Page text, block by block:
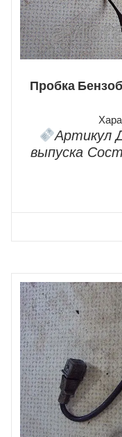
Пробка
Артикул
выпуска